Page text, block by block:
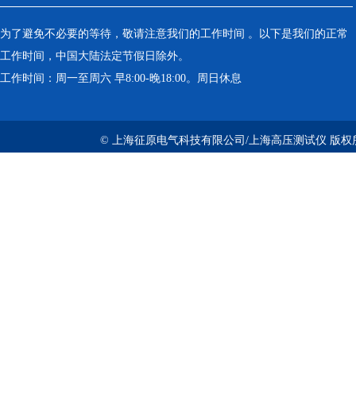
为了避免不必要的等待，敬请注意我们的工作时间 。以下是我们的正常
工作时间，中国大陆法定节假日除外。
工作时间：周一至周六 早8:00-晚18:00。周日休息
© 上海征原电气科技有限公司/上海高压测试仪 版权